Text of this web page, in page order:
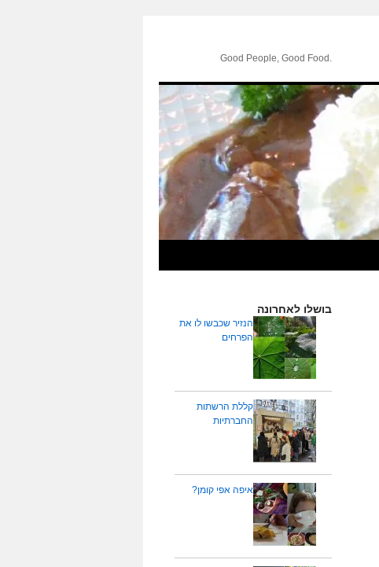
.Good People, Good Food
בושלו לאחרונה
הנזיר שכבשו לו את
הפרחים
קללת הרשתות
החברתיות
איפה אפי קומן?